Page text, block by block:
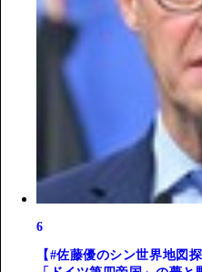
6
【#佐藤優のシン世界地図